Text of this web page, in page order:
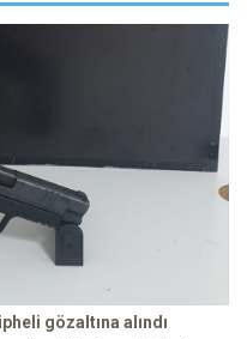
gözaltına alındı